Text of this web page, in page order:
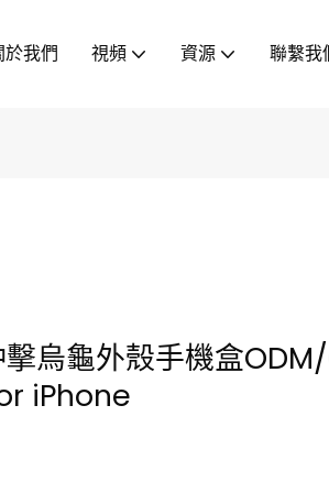
於我們 視頻 資源 聯繫我
烏龜外殼手機盒
iPhone